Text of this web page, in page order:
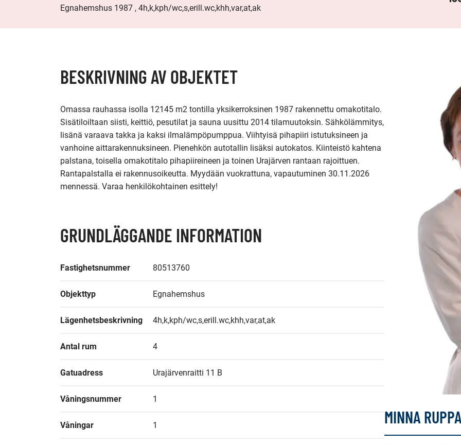
Egnahemshus 1987 , 4h,k,kph/wc,s,erill.wc,khh,var,at,ak
BESKRIVNING AV OBJEKTET
Omassa rauhassa isolla 12145 m2 tontilla yksikerroksinen 1987 rakennettu omakotitalo.
Sisätiloiltaan siisti, keittiö, pesutilat ja sauna uusittu 2014 tilamuutoksin. Sähkölämmitys,
lisänä varaava takka ja kaksi ilmalämpöpumppua. Viihtyisä pihapiiri istutuksineen ja
vanhoine aittarakennuksineen. Pienehkön autotallin lisäksi autokatos. Kiinteistö kahtena
palstana, toisella omakotitalo pihapiireineen ja toinen Urajärven rantaan rajoittuen.
Rantapalstalla ei rakennusoikeutta. Myydään vuokrattuna, vapautuminen 30.11.2026
mennessä. Varaa henkilökohtainen esittely!
GRUNDLÄGGANDE INFORMATION
Fastighetsnummer 80513760
Objekttyp Egnahemshus
Lägenhetsbeskrivning 4h,k,kph/wc,s,erill.wc,khh,var,at,ak
Antal rum 4
Gatuadress Urajärvenraitti 11 B
Våningsnummer 1
Våningar 1 MINNA RUPPA